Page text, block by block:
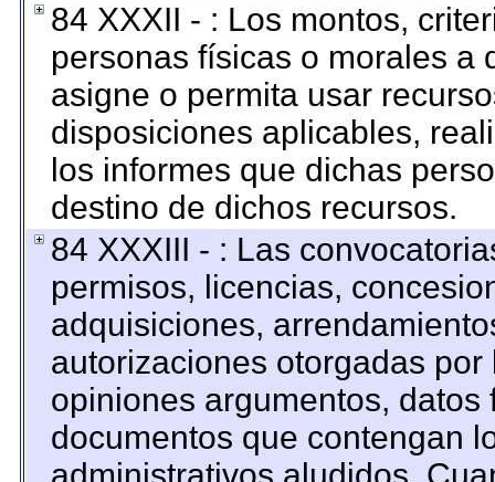
84 XXXII - : Los montos,
personas físicas o morales a
asigne o permita usar
disposiciones aplicables,
los informes que dichas
destino de dichos recursos.
84 XXXIII - : Las
permisos, licencias,
adquisiciones,
autorizaciones otorgadas
opiniones argumentos,
documentos que contengan